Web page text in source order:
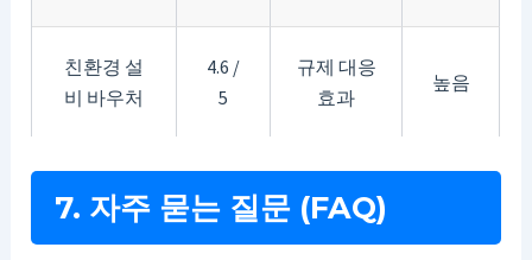
친환경 설
비 바우처
4.6 /
5
규제 대응
효과
높음
7. 자주 묻는 질문 (FAQ)